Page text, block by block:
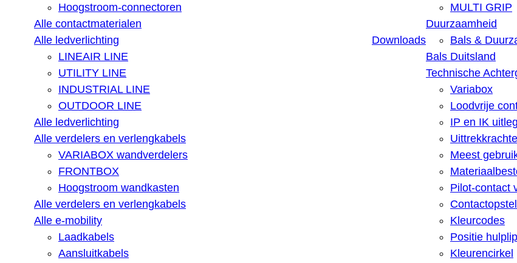
Hoogstroom-connectoren
Alle contactmaterialen
Alle ledverlichting
LINEAIR LINE
UTILITY LINE
INDUSTRIAL LINE
OUTDOOR LINE
Alle ledverlichting
Alle verdelers en verlengkabels
VARIABOX wandverdelers
FRONTBOX
Hoogstroom wandkasten
Alle verdelers en verlengkabels
Alle e-mobility
Laadkabels
Aansluitkabels
Downloads
MULTI GRIP
Duurzaamheid
Bals &
Bals Duitsland
Technische
Variabox
Loodvrije
IP en IK uitleg
Meest
Pilot-contact
Kleurcodes
Positie hulplip
Kleurencirkel